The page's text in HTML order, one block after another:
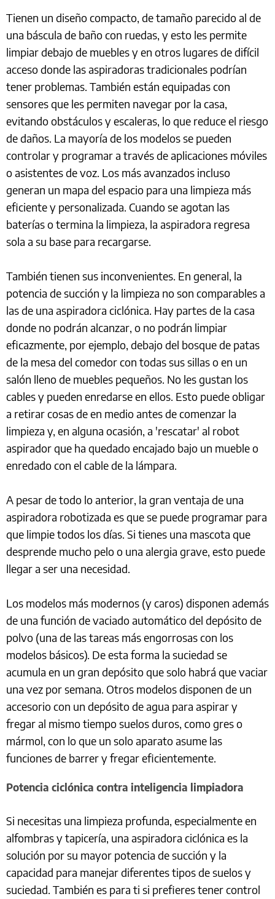
Tienen un diseño compacto, de tamaño parecido al de
una báscula de baño con ruedas, y esto les permite
limpiar debajo de muebles y en otros lugares de difícil
acceso donde las aspiradoras tradicionales podrían
tener problemas. También están equipadas con
sensores que les permiten navegar por la casa,
evitando obstáculos y escaleras, lo que reduce el riesgo
de daños. La mayoría de los modelos se pueden
controlar y programar a través de aplicaciones móviles
o asistentes de voz. Los más avanzados incluso
generan un mapa del espacio para una limpieza más
eficiente y personalizada. Cuando se agotan las
baterías o termina la limpieza, la aspiradora regresa
sola a su base para recargarse.
También tienen sus inconvenientes. En general, la
potencia de succión y la limpieza no son comparables a
las de una aspiradora ciclónica. Hay partes de la casa
donde no podrán alcanzar, o no podrán limpiar
eficazmente, por ejemplo, debajo del bosque de patas
de la mesa del comedor con todas sus sillas o en un
salón lleno de muebles pequeños. No les gustan los
cables y pueden enredarse en ellos. Esto puede obligar
a retirar cosas de en medio antes de comenzar la
limpieza y, en alguna ocasión, a 'rescatar' al robot
aspirador que ha quedado encajado bajo un mueble o
enredado con el cable de la lámpara.
A pesar de todo lo anterior, la gran ventaja de una
aspiradora robotizada es que se puede programar para
que limpie todos los días. Si tienes una mascota que
desprende mucho pelo o una alergia grave, esto puede
llegar a ser una necesidad.
Los modelos más modernos (y caros) disponen además
de una función de vaciado automático del depósito de
polvo (una de las tareas más engorrosas con los
modelos básicos). De esta forma la suciedad se
acumula en un gran depósito que solo habrá que vaciar
una vez por semana. Otros modelos disponen de un
accesorio con un depósito de agua para aspirar y
fregar al mismo tiempo suelos duros, como gres o
mármol, con lo que un solo aparato asume las
funciones de barrer y fregar eficientemente.
Potencia ciclónica contra inteligencia limpiadora
Si necesitas una limpieza profunda, especialmente en
alfombras y tapicería, una aspiradora ciclónica es la
solución por su mayor potencia de succión y la
capacidad para manejar diferentes tipos de suelos y
suciedad. También es para ti si prefieres tener control